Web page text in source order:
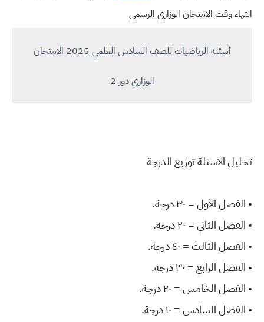
انتهاء وقت الامتحان الوزاري الرسمي
أسئلة الرياضيات للصف السادس العلمي 2025 الامتحان
الوزاري دور 2
تحليل الاسئلة توزيع الدرجة
• الفصل الأول = ٣٠ درجة.
• الفصل الثاني = ٢٠ درجة.
• الفصل الثالث = ٤٠ درجة.
• الفصل الرابع = ٣٠ درجة.
• الفصل الخامس = ٢٠ درجة.
• الفصل السادس = ١٠ درجة.